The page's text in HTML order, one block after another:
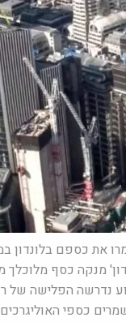
את כספם בלונדון
מנקה כסף מלוכלך
נדרשה הפלישה של
כספי